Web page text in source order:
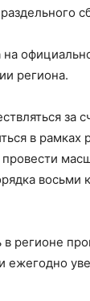
региона.
за
в рамках
восьми
регионе
ежегодно